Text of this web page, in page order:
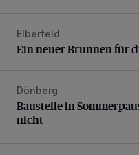
Ein neuer Brunnen für
Elberfeld
Ein neuer Brunnen für
Baustelle in
Dönberg
Baustelle in
nicht